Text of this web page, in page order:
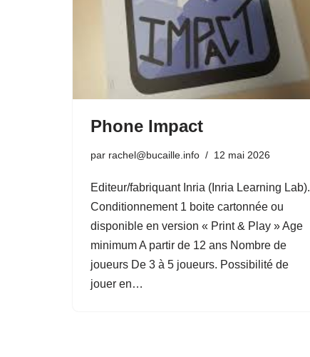
Phone Impact
par rachel@bucaille.info 12 mai 2026
Editeur/fabriquant Inria (Inria Learning Lab).
Conditionnement 1 boite cartonnée ou
disponible en version « Print & Play » Age
minimum A partir de 12 ans Nombre de
joueurs De 3 à 5 joueurs. Possibilité de
jouer en…